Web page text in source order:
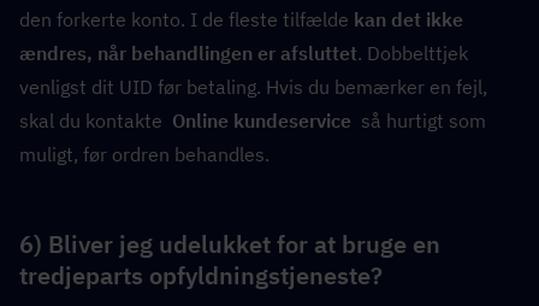
den forkerte konto. I de fleste tilfælde kan det ikke
ændres, når behandlingen er afsluttet. Dobbelttjek
venligst dit UID før betaling. Hvis du bemærker en fejl,
skal du kontakte Online kundeservice
  så hurtigt som
muligt, før ordren behandles.
6) Bliver jeg udelukket for at bruge en
tredjeparts opfyldningstjeneste?